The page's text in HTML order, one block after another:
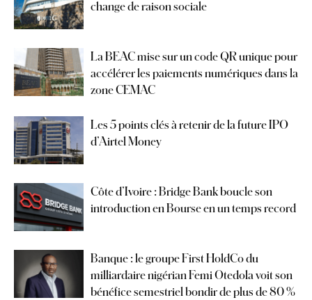
change de raison sociale
La BEAC mise sur un code QR unique pour
accélérer les paiements numériques dans la
zone CEMAC
Les 5 points clés à retenir de la future IPO
d’Airtel Money
Côte d’Ivoire : Bridge Bank boucle son
introduction en Bourse en un temps record
Banque : le groupe First HoldCo du
milliardaire nigérian Femi Otedola voit son
bénéfice semestriel bondir de plus de 80 %